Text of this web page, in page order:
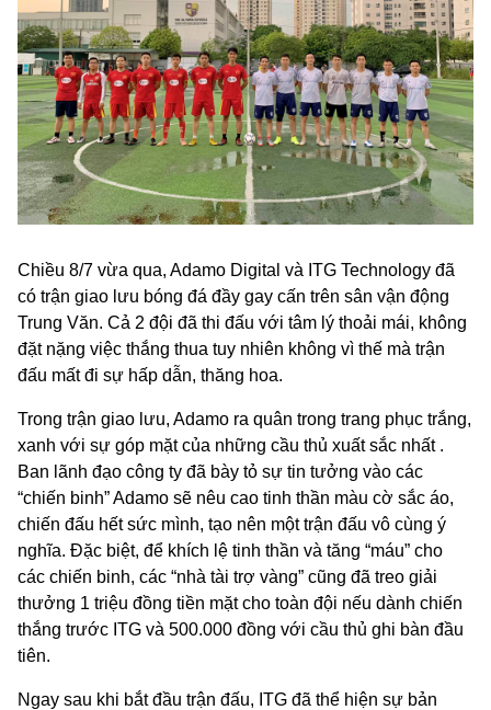
Chiều 8/7 vừa qua, Adamo Digital và ITG Technology đã
có trận giao lưu bóng đá đầy gay cấn trên sân vận động
Trung Văn. Cả 2 đội đã thi đấu với tâm lý thoải mái, không
đặt nặng việc thắng thua tuy nhiên không vì thế mà trận
đấu mất đi sự hấp dẫn, thăng hoa.
Trong trận giao lưu, Adamo ra quân trong trang phục trắng,
xanh với sự góp mặt của những cầu thủ xuất sắc nhất .
Ban lãnh đạo công ty đã bày tỏ sự tin tưởng vào các
“chiến binh” Adamo sẽ nêu cao tinh thần màu cờ sắc áo,
chiến đấu hết sức mình, tạo nên một trận đấu vô cùng ý
nghĩa. Đặc biệt, để khích lệ tinh thần và tăng “máu” cho
các chiến binh, các “nhà tài trợ vàng” cũng đã treo giải
thưởng 1 triệu đồng tiền mặt cho toàn đội nếu dành chiến
thắng trước ITG và 500.000 đồng với cầu thủ ghi bàn đầu
tiên.
Ngay sau khi bắt đầu trận đấu, ITG đã thể hiện sự bản